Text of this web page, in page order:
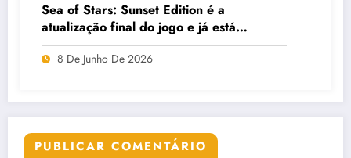
Sea of Stars: Sunset Edition é a
atualização final do jogo e já está
disponível gratuitamente
8 De Junho De 2026
PUBLICAR COMENTÁRIO